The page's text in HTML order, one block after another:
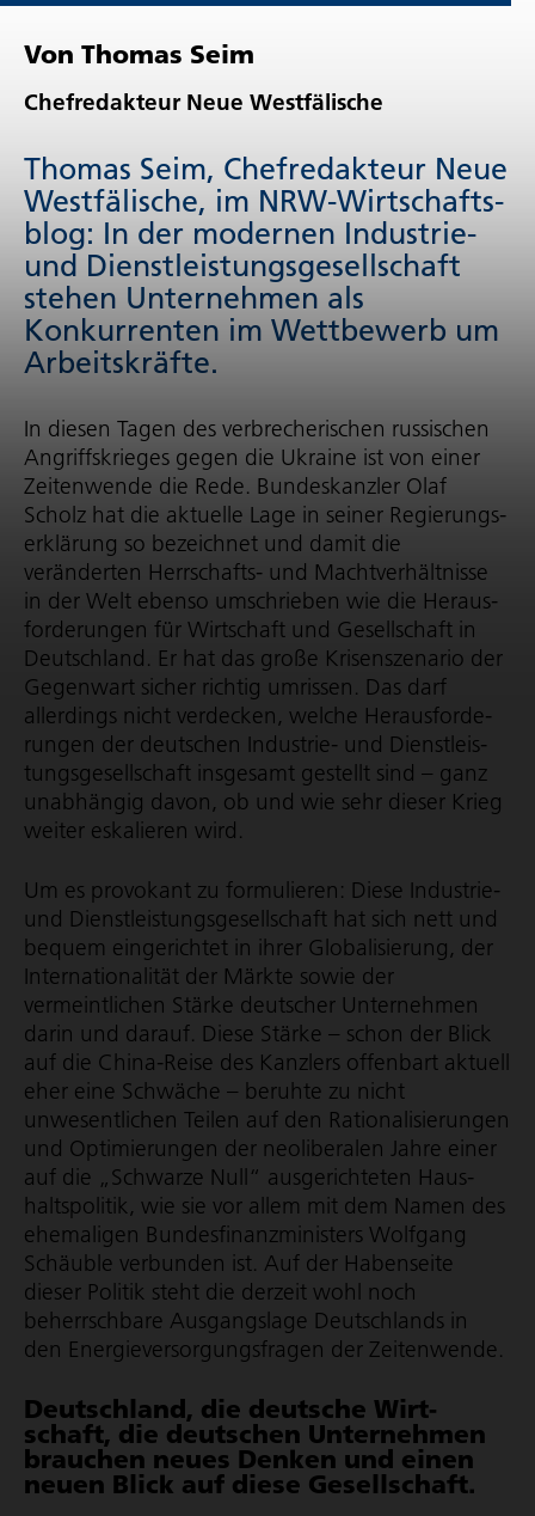
Von Thomas Seim
Chefredakteur Neue Westfälische
Thomas Seim, Chefredakteur Neue
Westfälische, im NRW-Wirt­schafts­
blog: In der modernen Industrie-
und Dienst­leis­tungs­ge­sell­schaft
stehen Unternehmen als
Konkurrenten im Wettbewerb um
Arbeitskräfte.
In diesen Tagen des verbre­che­ri­schen russischen
Angriffs­krieges gegen die Ukraine ist von einer
Zeitenwende die Rede. Bundeskanzler Olaf
Scholz hat die aktuelle Lage in seiner Regie­rungs­
er­klä­rung so bezeichnet und damit die
veränderten Herrschafts- und Macht­ver­hält­nisse
in der Welt ebenso umschrieben wie die Heraus­
for­de­rungen für Wirtschaft und Gesellschaft in
Deutschland. Er hat das große Krisenszenario der
Gegenwart sicher richtig umrissen. Das darf
allerdings nicht verdecken, welche Heraus­for­de­
rungen der deutschen Industrie- und Dienst­leis­
tungs­ge­sell­schaft insgesamt gestellt sind – ganz
unabhängig davon, ob und wie sehr dieser Krieg
weiter eskalieren wird.
Um es provokant zu formulieren: Diese Industrie-
und Dienst­leis­tungs­ge­sell­schaft hat sich nett und
bequem eingerichtet in ihrer Globalisierung, der
Inter­na­tio­na­lität der Märkte sowie der
vermeintlichen Stärke deutscher Unternehmen
darin und darauf. Diese Stärke – schon der Blick
auf die China-Reise des Kanzlers offenbart aktuell
eher eine Schwäche – beruhte zu nicht
unwesentlichen Teilen auf den Ratio­na­li­sie­rungen
und Optimierungen der neoliberalen Jahre einer
auf die „Schwarze Null“ ausgerichteten Haus­
halts­po­litik, wie sie vor allem mit dem Namen des
ehemaligen Bundes­fi­nanz­mi­nis­ters Wolfgang
Schäuble verbunden ist. Auf der Habenseite
dieser Politik steht die derzeit wohl noch
beherrschbare Ausgangslage Deutschlands in
den Ener­gie­ver­sor­gungs­fragen der Zeitenwende.
Deutsch­land, die deutsche Wirt­
schaft, die deutschen Unter­nehmen
brauchen neues Denken und einen
neuen Blick auf diese Gesell­schaft.